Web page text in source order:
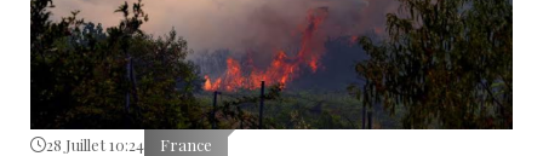
28 Juillet 10:24 France